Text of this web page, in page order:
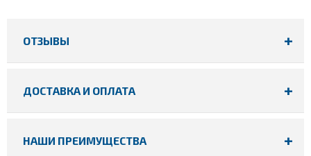
ОТЗЫВЫ
ДОСТАВКА И ОПЛАТА
НАШИ ПРЕИМУЩЕСТВА